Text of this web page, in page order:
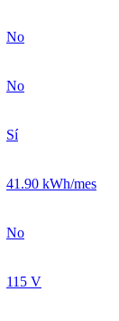
No
No
Sí
41.90 kWh/mes
No
115 V